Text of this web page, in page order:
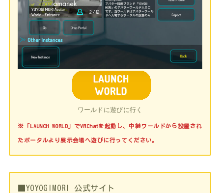
ワールドに遊びに行く
※「LAUNCH WORLD」でVRChatを起動し、中継ワールドから設置され
たポータルより展示会場へ遊びに行ってください。
■YOYOGIMORI 公式サイト